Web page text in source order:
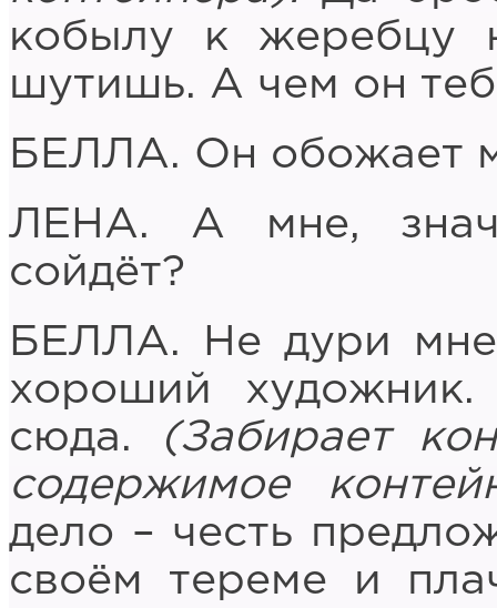
кобылу к жеребцу
шутишь. А чем он
БЕЛЛА. Он обожает
ЛЕНА. А мне,
сойдёт?
БЕЛЛА. Не дури
хороший
сюда.
(Забирает
содержимое
дело – честь
своём тереме и